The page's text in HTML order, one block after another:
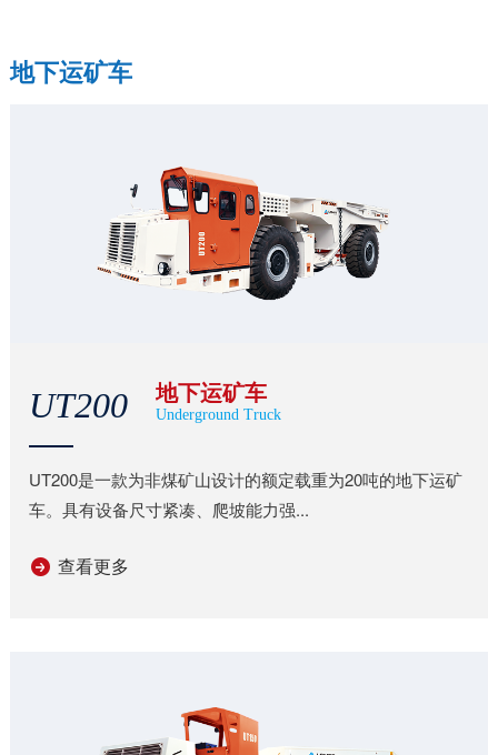
地下运矿车
UT200 地下运矿车
Underground Truck
UT200是一款为非煤矿山设计的额定载重为20吨的地下运矿
车。具有设备尺寸紧凑、爬坡能力强...
查看更多